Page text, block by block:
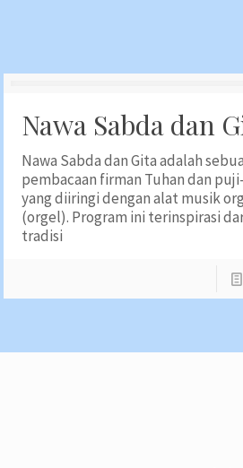
Nawa Sabda dan
Nawa Sabda dan Gita adalah
pembacaan firman Tuhan dan
yang diiringi dengan alat musik
(orgel). Program ini terinspirasi
tradisi